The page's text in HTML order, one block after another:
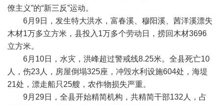
僚主义”的“新三反”运动。
6月9日，发生特大洪水，富春溪、穆阳溪、茜洋溪漂失
木材1万多立方米，县投入1万多个劳动日，捞回木材3696
立方米。
6月10日，水灾，洪峰超过警戒线8.25米。全县死亡10
人，伤23人，房屋倒塌325座，冲毁水利设施604处，海堤
21处，漂走船只25艘，农作物损失严重。
9月29日，全县开始精简机构，共精简干部132人，占